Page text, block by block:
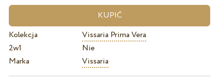
Kolekcja
Vissaria Prima Vera
2w1
Nie
Marka
Vissaria